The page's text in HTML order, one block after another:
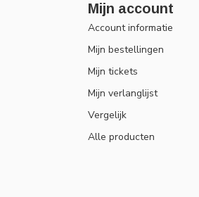
Mijn account
Account informatie
Mijn bestellingen
Mijn tickets
Mijn verlanglijst
Vergelijk
Alle producten